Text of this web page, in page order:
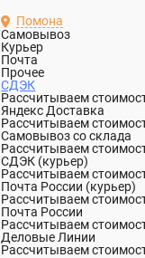
Помона
Самовывоз
Курьер
Почта
Прочее
СДЭК
Рассчитываем
Яндекс Доставка
Рассчитываем
Самовывоз со склада
Рассчитываем
СДЭК (курьер)
Рассчитываем
Почта России (курьер)
Рассчитываем
Почта России
Рассчитываем
Деловые Линии
Рассчитываем